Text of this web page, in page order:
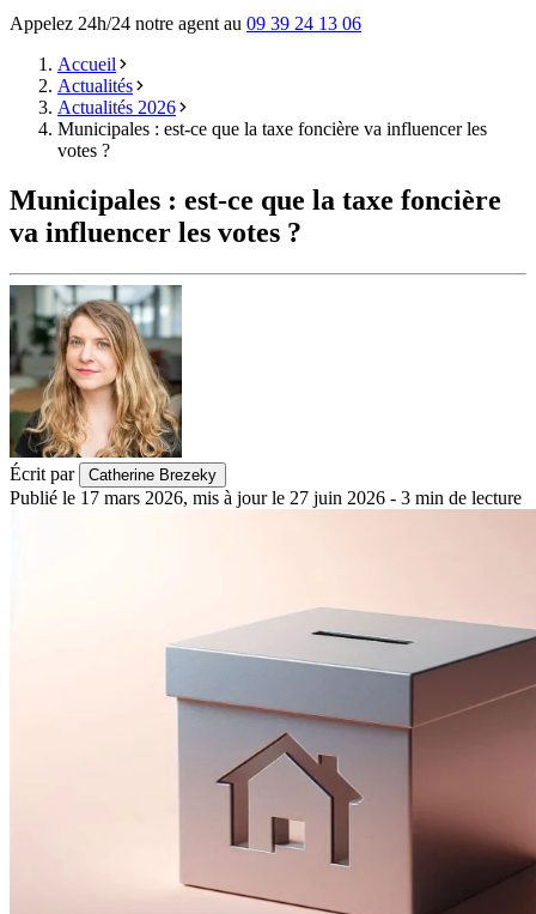
Appelez 24h/24 notre agent au 09 39 24 13 06
Accueil
Actualités
Actualités 2026
Municipales : est-ce que la taxe foncière va influencer les
votes ?
Municipales : est-ce que la taxe foncière
va influencer les votes ?
Écrit par Catherine Brezeky
Publié le 17 mars 2026, mis à jour le 27 juin 2026 - 3 min de lecture